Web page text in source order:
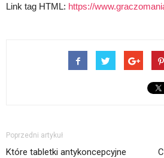
Link tag HTML: https://
Poprzedni artykuł
Które tabletki antykoncepcyjne